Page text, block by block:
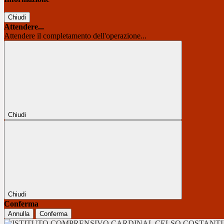
Chiudi
Attendere...
Attendere il completamento dell'operazione...
Chiudi
Chiudi
Conferma
Annulla Conferma